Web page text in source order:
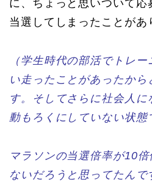
に、ちょっと思いついて応
当選してしまったことがあ
（学生時代の部活でトレ
い走ったことがあったか
す。そしてさらに社会人
動もろくにしていない状態
マラソンの当選倍率が10
ないだろうと思ってたんで